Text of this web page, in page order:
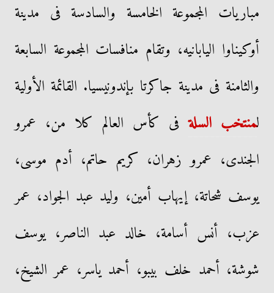
مباريات المجموعة الخامسة والسادسة فى مدينة
أوكيناوا اليابانيه، وتقام منافسات المجموعة السابعة
والثامنة فى مدينة جاكرتا بإندونيسيا. القائمة الأولية
لمنتخب السلةفى كأس العالم كلا من، عمرو
الجندى، عمرو زهران، كريم حاتم، أدم موسى،
يوسف شحاتة، إيهاب أمين، وليد عبد الجواد، عمر
عزب، أنس أسامة، خالد عبد الناصر، يوسف
شوشة، أحمد خلف بيبو، أحمد ياسر، عمر الشيخ،